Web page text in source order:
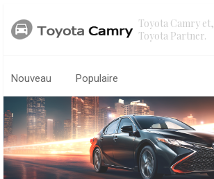
Toyota Camry et,
Toyota Partner.
Nouveau Populaire